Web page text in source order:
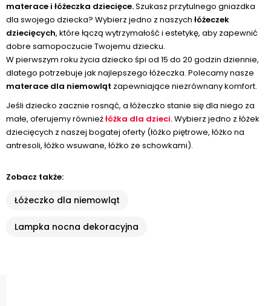
materace i łóżeczka dziecięce.Szukasz przytulnego gniazdka
dla swojego dziecka? Wybierz jedno z naszych łóżeczek
dziecięcych, które łączą wytrzymałość i estetykę, aby zapewnić
dobre samopoczucie Twojemu dziecku.
W pierwszym roku życia dziecko śpi od 15 do 20 godzin dziennie,
dlatego potrzebuje jak najlepszego łóżeczka. Polecamy nasze
materace dla niemowląt zapewniające niezrównany komfort.
Jeśli dziecko zacznie rosnąć, a łóżeczko stanie się dla niego za
małe, oferujemy równieżłóżka dla dzieci.Wybierz jedno z łóżek
dziecięcych z naszej bogatej oferty (łóżko piętrowe, łóżko na
antresoli, łóżko wsuwane, łóżko ze schowkami).
Zobacz także:
Łóżeczko dla niemowląt
Lampka nocna dekoracyjna